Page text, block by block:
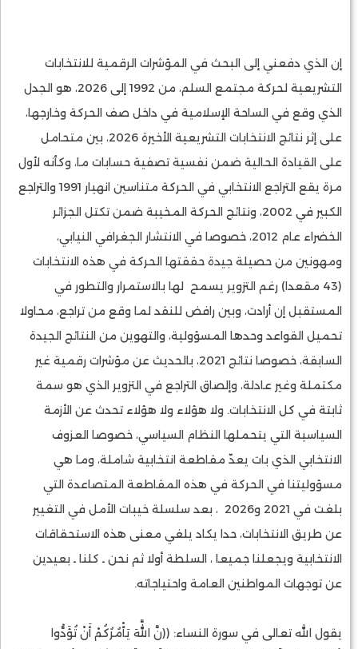
إن الذي دفعني إلى البحث في المؤشرات الرقمية للانتخابات
التشريعية لحركة مجتمع السلم، من 1992 إلى 2026، هو الجدل
الذي وقع في الساحة الإسلامية في داخل صف الحركة وخارجها،
على إثر نتائج الانتخابات التشريعية الأخيرة 2026، بين متحامل
على القيادة الحالية ضمن نفسية تصفية حسابات ما، وكأنه لأول
مرة يقع التراجع الانتخابي في الحركة متناسين انهيار 1991 والتراجع
الكبير في 2002، ونتائج الحركة المخيبة ضمن تكتل الجزائر
الخضراء عام 2012، خصوصا في الانتشار الجغرافي النيابي،
ومهونين من حصيلة جيدة حققتها الحركة في هذه الانتخابات
(43 مقعدا) رغم التزوير يسمح لها بالاستمرار والتطور في
المستقبل إن أرادت، وبين رافض للنقد لما وقع من تراجع، محاولا
تحميل القواعد وحدها المسؤولية، والتهوين من النتائج الجيدة
السابقة، خصوصا نتائج 2021، بالحديث عن مؤشرات رقمية غير
مكتملة وغير عادلة، وإلصاق التراجع في التزوير الذي هو سمة
ثابتة في كل الانتخابات. ولا هؤلاء ولا هؤلاء تحدث عن الأزمة
السياسية التي يتحملها النظام السياسي، خصوصا العزوف
الانتخابي الذي بات يعدّ مقاطعة انتخابية شاملة، وما هي
مسؤوليتنا في الحركة في هذه المقاطعة المتصاعدة التي
بلغت في 2021 و2026 ، بعد سلسلة خيبات الأمل في التغيير
عن طريق الانتخابات، حدا يكاد يلغي معنى هذه الاستحقاقات
الانتخابية ويجعلنا جميعا ، السلطة أولا ثم نحن ـ كلنا ـ بعيدين
عن توجهات المواطنين العامة واحتياجاته.
يقول الله تعالى في سورة النساء: ((نَّ اللَّهَ يَأْمُرُكُمْ أَنْ تُؤَدُّوا